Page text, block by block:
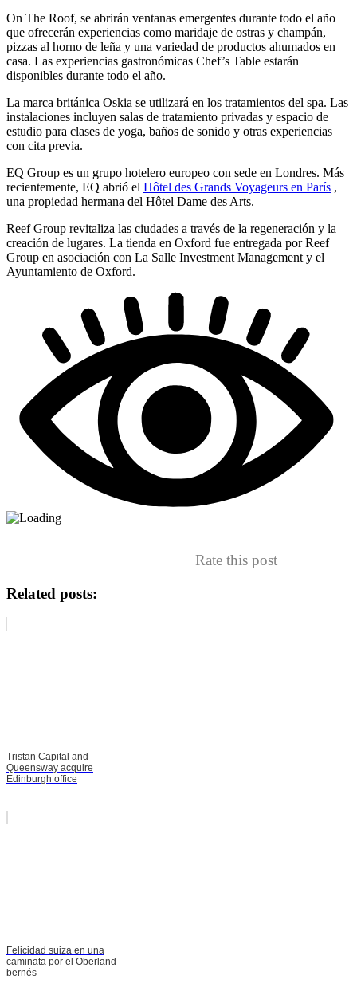
On The Roof, se abrirán ventanas emergentes durante todo el año
que ofrecerán experiencias como maridaje de ostras y champán,
pizzas al horno de leña y una variedad de productos ahumados en
casa. Las experiencias gastronómicas Chef’s Table estarán
disponibles durante todo el año.
La marca británica Oskia se utilizará en los tratamientos del spa. Las
instalaciones incluyen salas de tratamiento privadas y espacio de
estudio para clases de yoga, baños de sonido y otras experiencias
con cita previa.
EQ Group es un grupo hotelero europeo con sede en Londres. Más
recientemente, EQ abrió el Hôtel des Grands Voyageurs en París ,
una propiedad hermana del Hôtel Dame des Arts.
Reef Group revitaliza las ciudades a través de la regeneración y la
creación de lugares. La tienda en Oxford fue entregada por Reef
Group en asociación con La Salle Investment Management y el
Ayuntamiento de Oxford.
Rate this post
Related posts:
Tristan Capital and
Queensway acquire
Edinburgh office
Felicidad suiza en una
caminata por el Oberland
bernés